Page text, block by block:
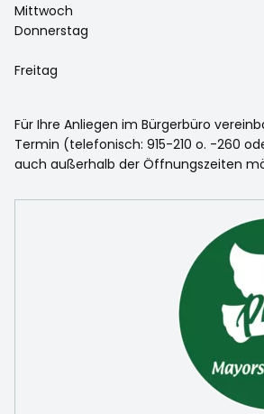
Mittwoch
Donnerstag
Freitag
Für Ihre Anliegen im Bürgerbüro
Termin (telefonisch: 915-210 o. -260
auch außerhalb der Öffnungszeiten